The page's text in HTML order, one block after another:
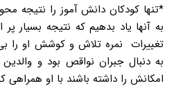
*تنها کودکان دانش آموز را نتیجه
به آنها یاد بدهیم که نتیجه بسیار
تغییرات نمره تلاش و کوشش او را
به دنبال جبران نواقص بود و
امکانش را داشته باشند با او همراهی